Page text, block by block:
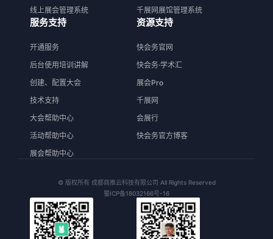
线上展会管理系统
千展网展馆管理系统
服务支持
开通服务
后台使用培训讲解
创建、配置大会
技术支持
大会帮助中心
活动帮助中心
展会帮助中心
资源支持
快会务官网
快会务·学术汇
展会Pro
千展网
会展行
快会务官方博客
© 版权所有 成都商推云科技有限公司 All Rights Reserved
蜀ICP备18032166号-16